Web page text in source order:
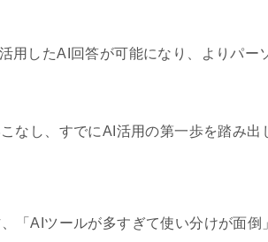
用したAI回答が可能になり、よりパー
なし、すでにAI活用の第一歩を踏み出
「AIツールが多すぎて使い分けが面